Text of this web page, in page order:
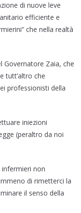
di nuove leve
efficiente e
che nella realtà
Governatore Zaia, che
tutt’altro che
professionisti della
iniezioni
(peraltro da noi
non
di rimetterci la
il senso della